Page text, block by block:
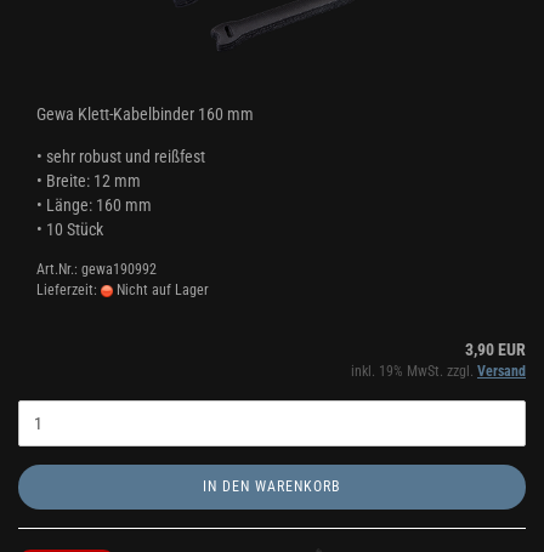
Gewa Klett-Kabelbinder 160 mm
• sehr robust und reißfest
• Breite: 12 mm
• Länge: 160 mm
• 10 Stück
Art.Nr.: gewa190992
Lieferzeit:
Nicht auf Lager
3,90 EUR
inkl. 19% MwSt. zzgl. Versand
IN DEN WARENKORB